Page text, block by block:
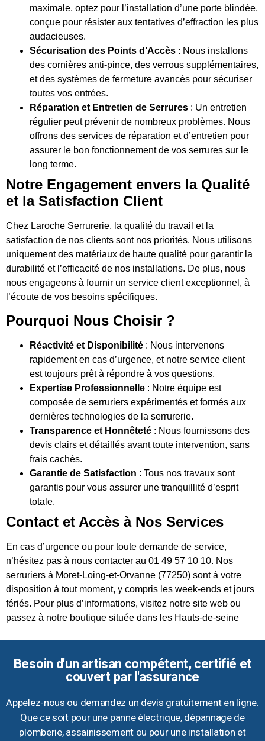
maximale, optez pour l’installation d’une porte blindée,
conçue pour résister aux tentatives d’effraction les plus
audacieuses.
Sécurisation des Points d’Accès : Nous installons
des cornières anti-pince, des verrous supplémentaires,
et des systèmes de fermeture avancés pour sécuriser
toutes vos entrées.
Réparation et Entretien de Serrures : Un entretien
régulier peut prévenir de nombreux problèmes. Nous
offrons des services de réparation et d’entretien pour
assurer le bon fonctionnement de vos serrures sur le
long terme.
Notre Engagement envers la Qualité
et la Satisfaction Client
Chez Laroche Serrurerie, la qualité du travail et la
satisfaction de nos clients sont nos priorités. Nous utilisons
uniquement des matériaux de haute qualité pour garantir la
durabilité et l’efficacité de nos installations. De plus, nous
nous engageons à fournir un service client exceptionnel, à
l’écoute de vos besoins spécifiques.
Pourquoi Nous Choisir ?
Réactivité et Disponibilité : Nous intervenons
rapidement en cas d’urgence, et notre service client
est toujours prêt à répondre à vos questions.
Expertise Professionnelle : Notre équipe est
composée de serruriers expérimentés et formés aux
dernières technologies de la serrurerie.
Transparence et Honnêteté : Nous fournissons des
devis clairs et détaillés avant toute intervention, sans
frais cachés.
Garantie de Satisfaction : Tous nos travaux sont
garantis pour vous assurer une tranquillité d’esprit
totale.
Contact et Accès à Nos Services
En cas d’urgence ou pour toute demande de service,
n’hésitez pas à nous contacter au 01 49 57 10 10. Nos
serruriers à Moret-Loing-et-Orvanne (77250) sont à votre
disposition à tout moment, y compris les week-ends et jours
fériés. Pour plus d’informations, visitez notre site web ou
passez à notre boutique située dans les Hauts-de-seine
Besoin d'un artisan compétent, certifié et
couvert par l'assurance
Appelez-nous ou demandez un devis gratuitement en ligne.
Que ce soit pour une panne électrique, dépannage de
plomberie, assainissement ou pour une installation et